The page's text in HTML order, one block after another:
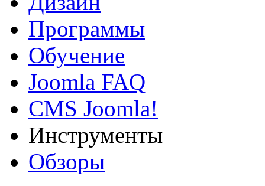
Программы
Обучение
Joomla FAQ
CMS Joomla!
Инструменты
Обзоры